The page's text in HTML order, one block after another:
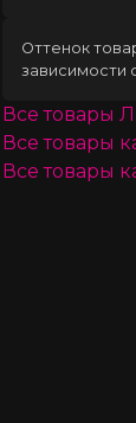
Оттенок
зависимости
Все товары
Все товары
Все товары